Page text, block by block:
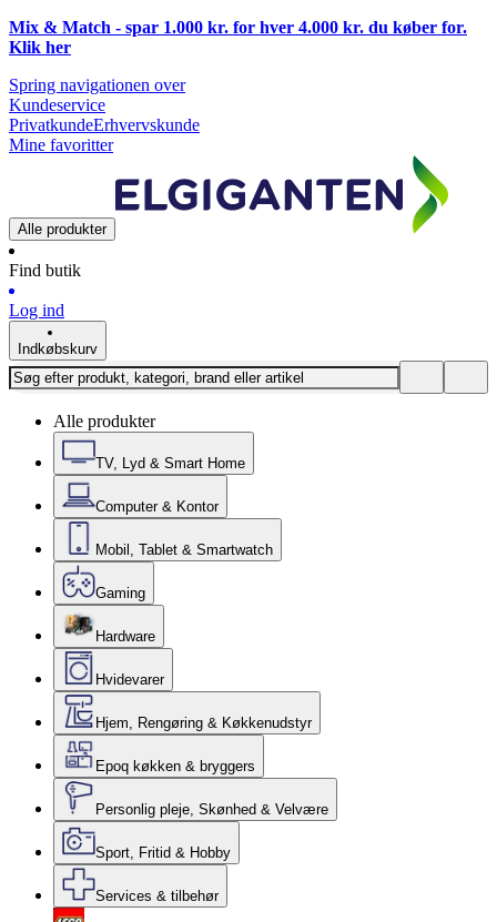
Mix & Match - spar 1.000 kr. for hver 4.000 kr. du køber for.
Klik her
Spring navigationen over
Kundeservice
PrivatkundeErhvervskunde
Mine favoritter
Alle produkter
Find butik
Log ind
Indkøbskurv
Alle produkter
TV, Lyd & Smart Home
Computer & Kontor
Mobil, Tablet & Smartwatch
Gaming
Hardware
Hvidevarer
Hjem, Rengøring & Køkkenudstyr
Epoq køkken & bryggers
Personlig pleje, Skønhed & Velvære
Sport, Fritid & Hobby
Services & tilbehør